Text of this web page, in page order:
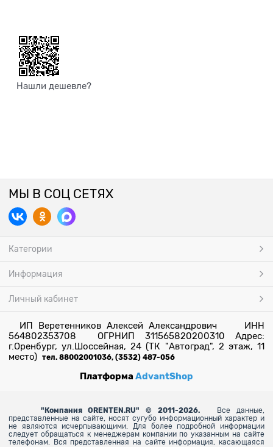
Нашли дешевле?
МЫ В СОЦ СЕТЯХ
Категории
Информация
Личный кабинет
ИП Веретенников Алексей Александрович ИНН
564802353708 ОГРНИП 311565820200310 Адрес:
г.Оренбург, ул.Шоссейная, 24 (ТК "Автоград", 2 этаж, 11
место) тел. 88002001036, (3532) 487-056
ПлатформаAdvantShop
" Компания ORENTEN.RU" © 2011-2026.
Все данные,
представленные на сайте, носят сугубо информационный характер и
не являются исчерпывающими. Для более подробной информации
следует обращаться к менеджерам компании по указанным на сайте
телефонам. Вся представленная на сайте информация, касающаяся